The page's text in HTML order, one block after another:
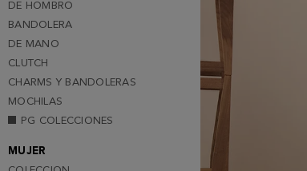
DE HOMBRO
BANDOLERA
DE MANO
CLUTCH
CHARMS Y BANDOLERAS
MOCHILAS
PG COLECCIONES
MUJER